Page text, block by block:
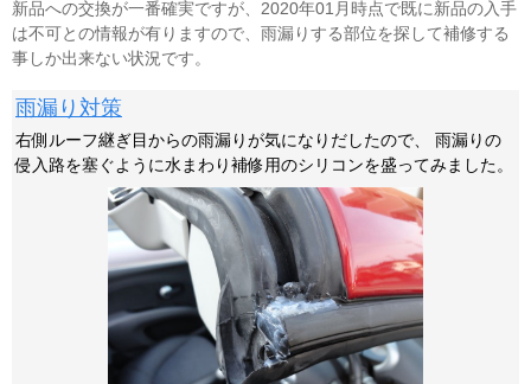
新品への交換が一番確実ですが、2020年01月時点で既に新品の入手
は不可との情報が有りますので、雨漏りする部位を探して補修する
事しか出来ない状況です。
雨漏り対策
右側ルーフ継ぎ目からの雨漏りが気になりだしたので、 雨漏りの
侵入路を塞ぐように水まわり補修用のシリコンを盛ってみました。